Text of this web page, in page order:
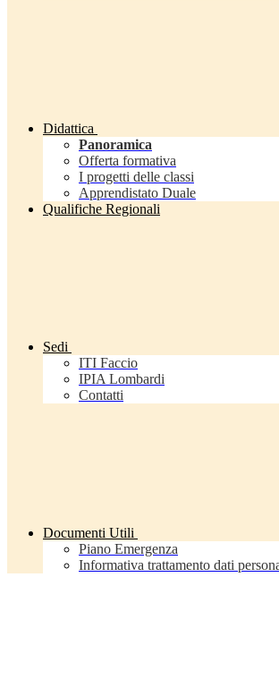
Didattica
Panoramica
Offerta formativa
I progetti delle classi
Apprendistato Duale
Qualifiche Regionali
Sedi
ITI Faccio
IPIA Lombardi
Contatti
Documenti Utili
Piano Emergenza
Informativa trattamento dati